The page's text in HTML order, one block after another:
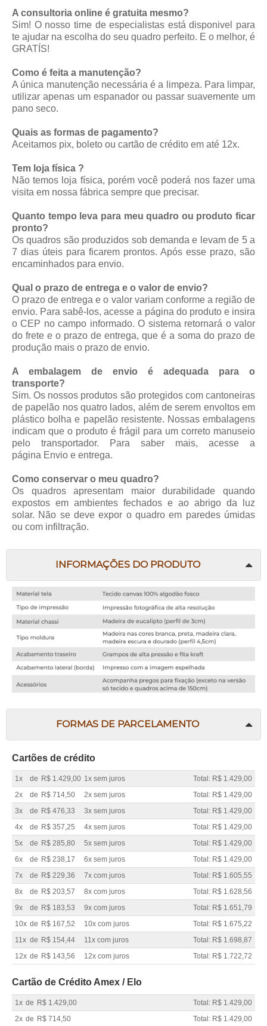
A consultoria online é gratuita mesmo?
Sim! O nosso time de especialistas está disponivel para
te ajudar na escolha do seu quadro perfeito. E o melhor, é
GRATÍS!
Como é feita a manutenção?
A única manutenção necessária é a limpeza. Para limpar,
utilizar apenas um espanador ou passar suavemente um
pano seco.
Quais as formas de pagamento?
Aceitamos pix, boleto ou cartão de crédito em até 12x.
Tem loja física ?
Não temos loja física, porém você poderá nos fazer uma
visita em nossa fábrica sempre que precisar.
Quanto tempo leva para meu quadro ou produto ficar
pronto?
Os quadros são produzidos sob demanda e levam de 5 a
7 dias úteis para ficarem prontos. Após esse prazo, são
encaminhados para envio.
Qual o prazo de entrega e o valor de envio?
O prazo de entrega e o valor variam conforme a região de
envio. Para sabê-los, acesse a página do produto e insira
o CEP no campo informado. O sistema retornará o valor
do frete e o prazo de entrega, que é a soma do prazo de
produção mais o prazo de envio.
A embalagem de envio é adequada para o
transporte?
Sim. Os nossos produtos são protegidos com cantoneiras
de papelão nos quatro lados, além de serem envoltos em
plástico bolha e papelão resistente. Nossas embalagens
indicam que o produto é frágil para um correto manuseio
pelo transportador. Para saber mais, acesse a
página Envio e entrega.
Como conservar o meu quadro?
Os quadros apresentam maior durabilidade quando
expostos em ambientes fechados e ao abrigo da luz
solar. Não se deve expor o quadro em paredes úmidas
ou com infiltração.
INFORMAÇÕES DO PRODUTO
FORMAS DE PARCELAMENTO
Cartões de crédito
1x de R$ 1.429,00 1x sem juros
Total: R$ 1.429,00
2x
de R$ 714,50 2x sem juros
Total: R$ 1.429,00
3x
de R$ 476,33 3x sem juros
Total: R$ 1.429,00
4x
de R$ 357,25 4x sem juros
Total: R$ 1.429,00
5x
de R$ 285,80 5x sem juros
Total: R$ 1.429,00
6x
de R$ 238,17 6x sem juros
Total: R$ 1.429,00
7x
de R$ 229,36 7x com juros
Total: R$ 1.605,55
8x
de R$ 203,57 8x com juros
Total: R$ 1.628,56
9x
de R$ 183,53 9x com juros
Total: R$ 1.651,79
10x de R$ 167,52 10x com juros
Total: R$ 1.675,22
11x de R$ 154,44 11x com juros
Total: R$ 1.698,87
12x de R$ 143,56 12x com juros Total: R$ 1.722,72
Cartão de Crédito Amex / Elo
1x de R$ 1.429,00
Total: R$ 1.429,00
2x de R$ 714,50 Total: R$ 1.429,00